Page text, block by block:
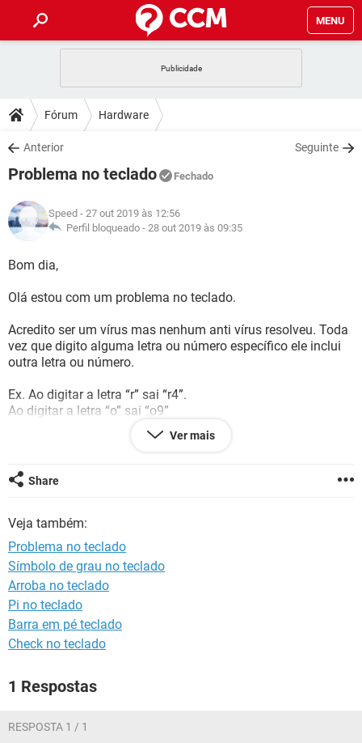
MENU
CELULAR
OUTLOOK
INSTAGRAM GMAIL
GUIA DE COMPRAS
DICAS
JOGOS
INSTAGRAM
GUIA DE COMPRAS
DOWNLOADS
JOGOS WHATSAPP
CELULAR
OUTLOOK EXCEL
INSTAGRAM
JOGOS
CELULAR
OUTLOOK
INSTAGRAM GMAIL
GUIA DE COMPRAS
GLOSSÁRIO
JOGOS
INSTAGRAM GMAIL
GUIA DE COMPRAS
Fórum Hardware
Anterior Seguinte
Problema no teclado Fechado
Speed - 27 out 2019 às 12:56
Perfil bloqueado - 28 out 2019 às 09:35
Bom dia,
Olá estou com um problema no teclado.
Acredito ser um vírus mas nenhum anti vírus resolveu. Toda
vez que digito alguma letra ou número específico ele inclui
outra letra ou número.
Ex. Ao digitar a letra “r” sai “r4”.
Ao digitar a letra “o” sai “o9”
O problema não é nenhuma função ativa do teclado. É
notável que é algum vírus danificando o sistema .
Alguém pode me ajudar como resolver?
Já até restaurei “formatei” o Windows e nada
Configuração:iPhone / Safari 12.1.2
Ver mais
Share
Veja também:
Problema no teclado
Símbolo de grau no teclado
Arroba no teclado
Pi no teclado
Barra em pé teclado
Check no teclado
1 Respostas
RESPOSTA 1 / 1